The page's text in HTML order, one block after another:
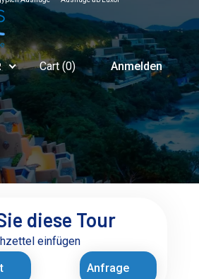
Cart (0) Anmelden
diese Tour
einfügen
Anfrage